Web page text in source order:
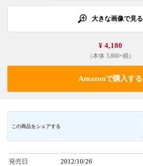
大きな画像で見る
¥ 4,180
（本体 3,800+税）
Amazonで購入する
この商品をシェアする
発売日 2012/10/26